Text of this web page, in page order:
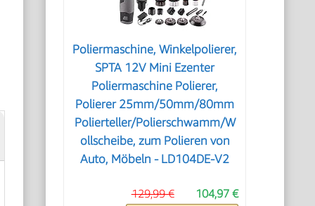
Poliermaschine, Winkelpolierer,
SPTA 12V Mini Ezenter
Poliermaschine Polierer,
Polierer 25mm/50mm/80mm
Polierteller/Polierschwamm/W
ollscheibe, zum Polieren von
Auto, Möbeln - LD104DE-V2
104,97 €
129,99 €